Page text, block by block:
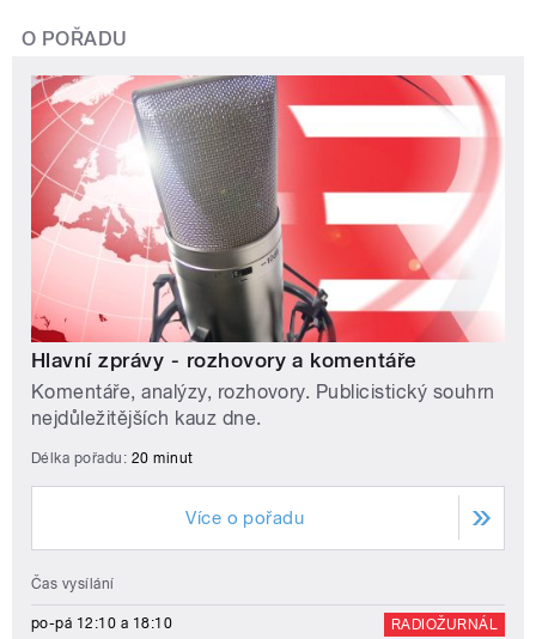
O POŘADU
Hlavní zprávy - rozhovory a komentáře
Komentáře, analýzy, rozhovory. Publicistický souhrn
nejdůležitějších kauz dne.
Délka pořadu: 20 minut
Více o pořadu
Čas vysílání
po-pá 12:10 a 18:10 RADIOŽURNÁL